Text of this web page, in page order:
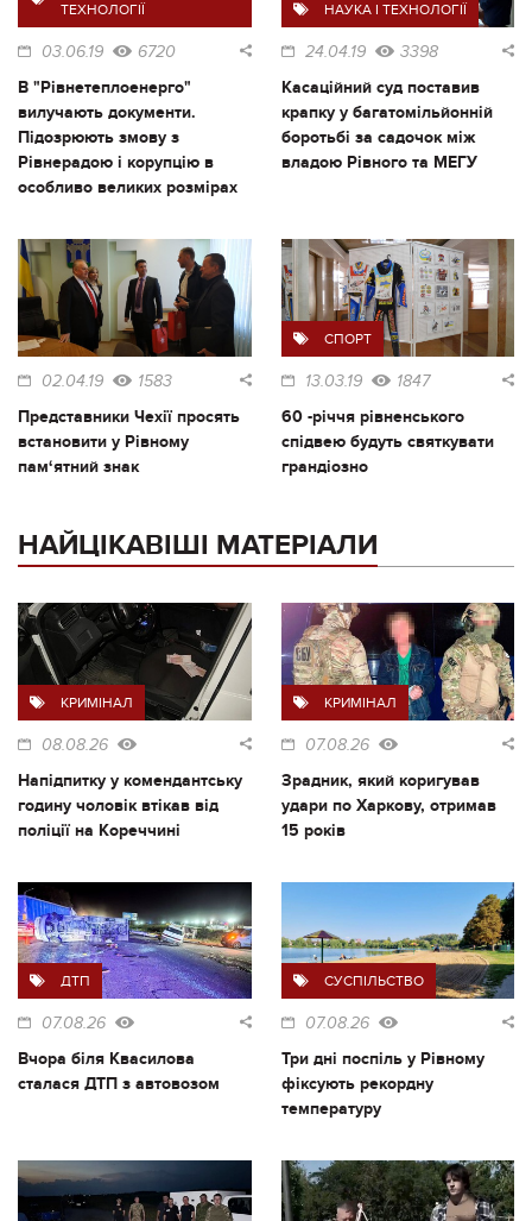
ТЕХНОЛОГІЇ
03.06.19 6720
В "Рівнетеплоенерго"
вилучають документи.
Підозрюють змову з
Рівнерадою і корупцію в
особливо великих розмірах
НАУКА І ТЕХНОЛОГІЇ
24.04.19 3398
Касаційний суд поставив
крапку у багатомільйонній
боротьбі за садочок між
владою Рівного та МЕГУ
02.04.19 1583
Представники Чехії просять
встановити у Рівному
пам‘ятний знак
СПОРТ
13.03.19 1847
60 -річчя рівненського
спідвею будуть святкувати
грандіозно
НАЙЦІКАВІШІ МАТЕРІАЛИ
КРИМІНАЛ
08.08.26
Напідпитку у комендантську
годину чоловік втікав від
поліції на Кореччині
КРИМІНАЛ
07.08.26
Зрадник, який коригував
удари по Харкову, отримав
15 років
ДТП
07.08.26
Вчора біля Квасилова
сталася ДТП з автовозом
СУСПІЛЬСТВО
07.08.26
Три дні поспіль у Рівному
фіксують рекордну
температуру